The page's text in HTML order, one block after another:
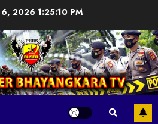
6, 20261:25:11 PM